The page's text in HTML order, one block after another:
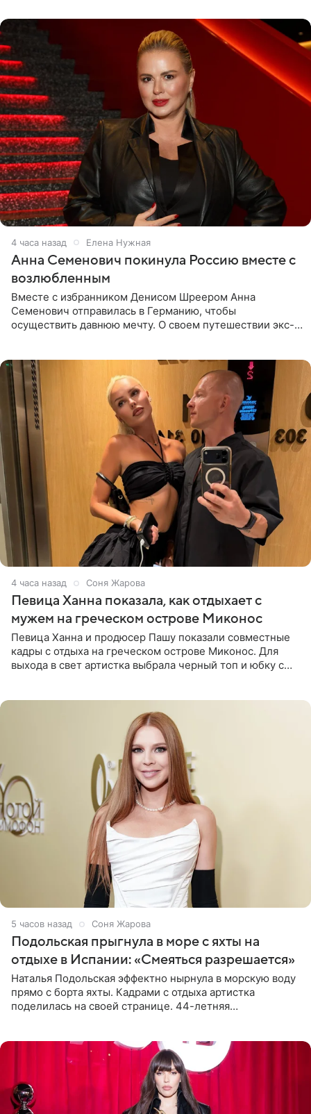
4 часа назад Елена Нужная
Анна Семенович покинула Россию вместе с
возлюбленным
Вместе с избранником Денисом Шреером Анна
Семенович отправилась в Германию, чтобы
осуществить давнюю мечту. О своем путешествии экс-
4 часа назад Соня Жарова
Певица Ханна показала, как отдыхает с
мужем на греческом острове Миконос
Певица Ханна и продюсер Пашу показали совместные
кадры с отдыха на греческом острове Миконос. Для
выхода в свет артистка выбрала черный топ и юбку с
5 часов назад Соня Жарова
Подольская прыгнула в море с яхты на
отдыхе в Испании: «Смеяться разрешается»
Наталья Подольская эффектно нырнула в морскую воду
прямо с борта яхты. Кадрами с отдыха артистка
поделилась на своей странице. 44-летняя